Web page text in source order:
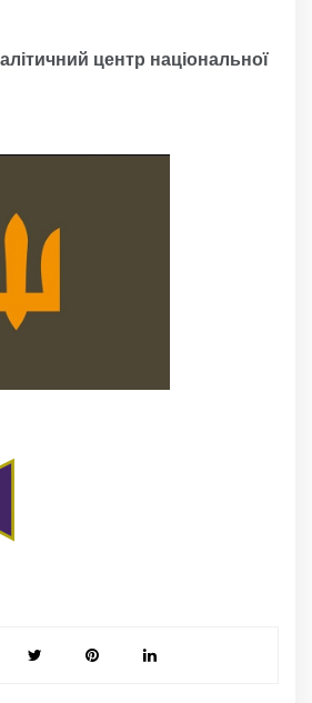
центр національної